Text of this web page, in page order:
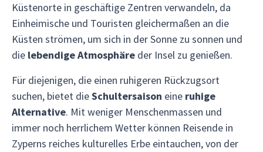
Küstenorte in geschäftige Zentren verwandeln, da
Einheimische und Touristen gleichermaßen an die
Küsten strömen, um sich in der Sonne zu sonnen und
die lebendige Atmosphäre der Insel zu genießen.
Für diejenigen, die einen ruhigeren Rückzugsort
suchen, bietet dieSchultersaison eine ruhige
Alternative. Mit weniger Menschenmassen und
immer noch herrlichem Wetter können Reisende in
Zyperns reiches kulturelles Erbe eintauchen, von der